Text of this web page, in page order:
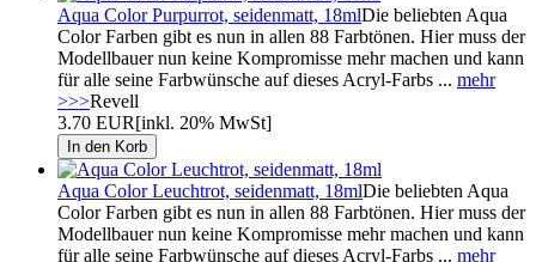
Aqua Color Purpurrot, seidenmatt, 18mlDie beliebten Aqua
Color Farben gibt es nun in allen 88 Farbtönen. Hier muss der
Modellbauer nun keine Kompromisse mehr machen und kann
für alle seine Farbwünsche auf dieses Acryl-Farbs ... mehr
>>>Revell
3.70 EUR[inkl. 20% MwSt]
Aqua Color Leuchtrot, seidenmatt, 18mlDie beliebten Aqua
Color Farben gibt es nun in allen 88 Farbtönen. Hier muss der
Modellbauer nun keine Kompromisse mehr machen und kann
für alle seine Farbwünsche auf dieses Acryl-Farbs ... mehr